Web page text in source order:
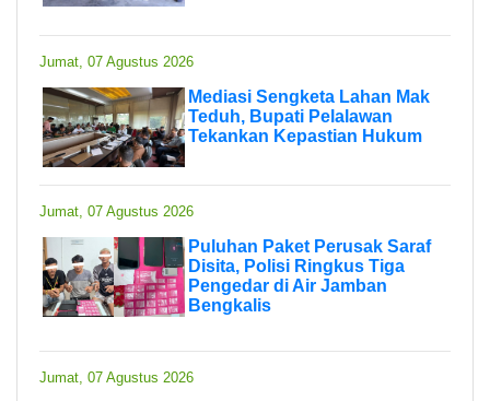
Jumat, 07 Agustus 2026
Mediasi Sengketa Lahan Mak
Teduh, Bupati Pelalawan
Tekankan Kepastian Hukum
Jumat, 07 Agustus 2026
Puluhan Paket Perusak Saraf
Disita, Polisi Ringkus Tiga
Pengedar di Air Jamban
Bengkalis
Jumat, 07 Agustus 2026